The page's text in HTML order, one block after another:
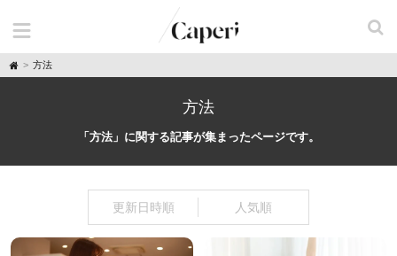
H
o
方法
方法
「方法」に関する記事が集まったページです。
更新日時順 人気順